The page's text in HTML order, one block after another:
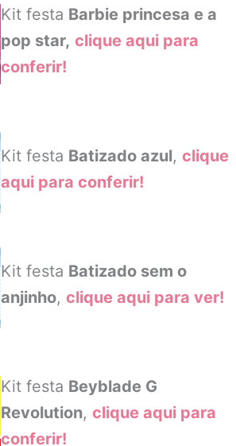
Kit festa Barbie princesa e a
pop star, clique aqui para
conferir!
Kit festa Batizado azul,clique
aqui para conferir!
Kit festa Batizado sem o
anjinho,clique aqui para ver!
Kit festa Beyblade G
Revolution,clique aqui para
conferir!